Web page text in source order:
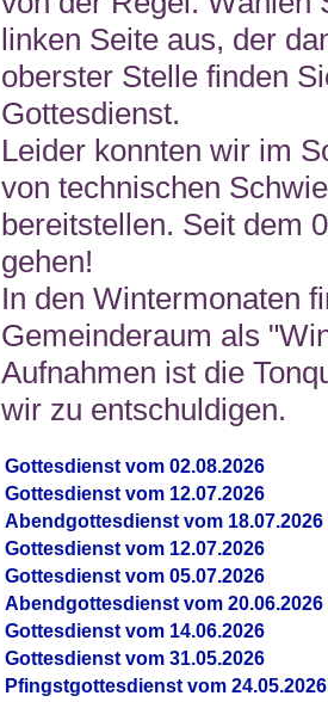
linken Seite aus, der
oberster Stelle finden
Gottesdienst.
Leider konnten wir im
von technischen
bereitstellen. Seit dem
gehen!
In den Wintermonaten
Gemeinderaum als
Aufnahmen ist die
wir zu entschuldigen.
Gottesdienst vom 02.08.2026
Gottesdienst vom 12.07.2026
Abendgottesdienst vom 18.07.2026
Gottesdienst vom 12.07.2026
Gottesdienst vom 05.07.2026
Abendgottesdienst vom 20.06.2026
Gottesdienst vom 14.06.2026
Gottesdienst vom 31.05.2026
Pfingstgottesdienst vom 24.05.2026